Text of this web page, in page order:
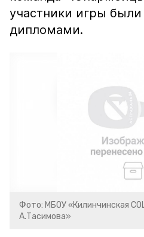
участники игры
дипломами.
Фото: МБОУ «Килинчинская
А.Тасимова»